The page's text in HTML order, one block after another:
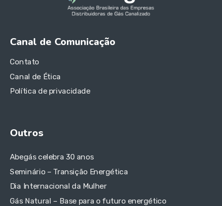
Canal de Comunicação
Contato
Canal de Ética
Política de privacidade
Outros
Abegás celebra 30 anos
Seminário – Transição Energética
Dia Internacional da Mulher
Gás Natural – Base para o futuro energético